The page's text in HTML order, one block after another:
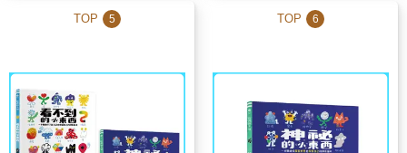
TOP 5 TOP 6